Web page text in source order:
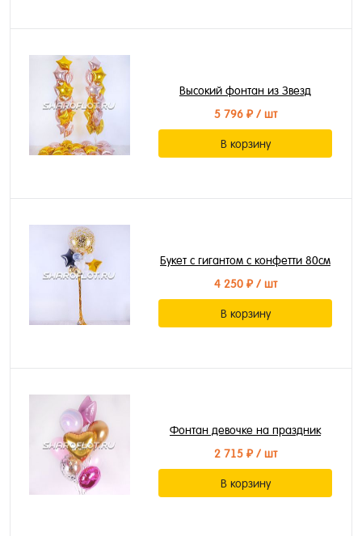
Высокий фонтан из Звезд
5 796 ₽/ шт
В корзину
Букет с гигантом с конфетти 80см
4 250 ₽/ шт
В корзину
Фонтан девочке на праздник
2 715 ₽/ шт
В корзину